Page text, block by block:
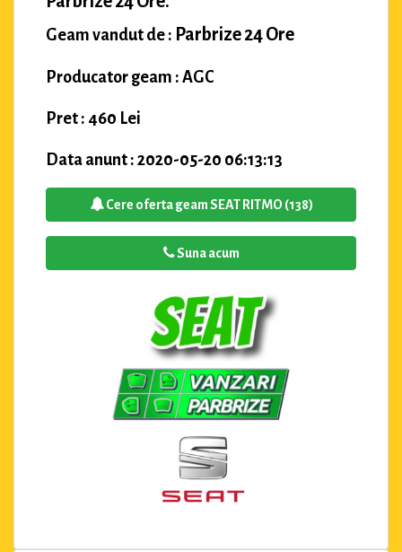
Geam vandut de : Parbrize 24 Ore
Producator geam : AGC
Pret : 460 Lei
Data anunt : 2020-05-20 06:13:13
Cere oferta geam SEAT RITMO (138)
Suna acum